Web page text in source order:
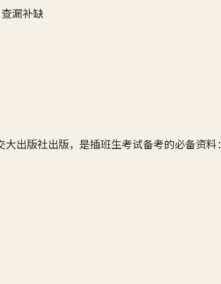
漏补缺
出版社出版，是插班生考试备考的必备资料：